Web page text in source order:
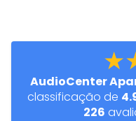
AudioCenter
classificação de
226